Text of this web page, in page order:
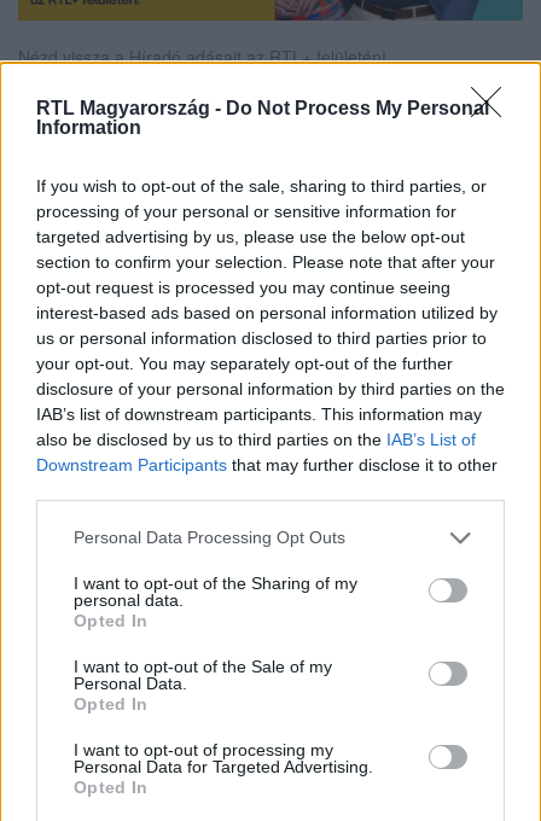
RTL Magyarország - Do Not Process My Personal
Information
If you wish to opt-out of the sale, sharing to third parties, or
processing of your personal or sensitive information for
targeted advertising by us, please use the below opt-out
section to confirm your selection. Please note that after your
opt-out request is processed you may continue seeing
interest-based ads based on personal information utilized by
us or personal information disclosed to third parties prior to
your opt-out. You may separately opt-out of the further
disclosure of your personal information by third parties on the
IAB’s list of downstream participants. This information may
also be disclosed by us to third parties on the IAB’s List of
Downstream Participants that may further disclose it to other
Please note that this website/app uses one or more Google
not limited to your visit or usage behaviour. You may click to
grant or deny consent to Google and its third-party tags to
use your data for below specified purposes in below Google
consent section.
Personal Data Processing Opt Outs
I want to opt-out of the Sharing of my
personal data.
Opted In
I want to opt-out of the Sale of my
Personal Data.
Opted In
I want to opt-out of processing my
Personal Data for Targeted Advertising.
Opted In
Nézd vissza a Híradó adásait az RTL+ felületén!
legyen a Google-találatokban!
Kövess minket, és értesülj a friss hírekről a
Facebookon is!
Követem
HÍRADÓ #VIDEÓ #ADÁSRÉSZLETEK
BÉREMELÉS